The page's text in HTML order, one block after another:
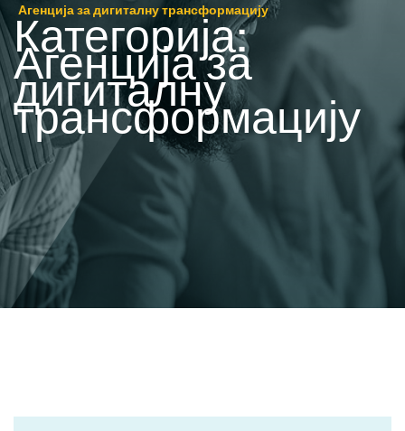
Агенција за дигиталну трансформацију
Категорија:
Агенција за
дигиталну
трансформацију